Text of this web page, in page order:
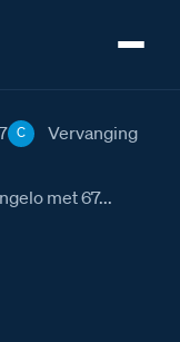
met 67...
C Vervanging